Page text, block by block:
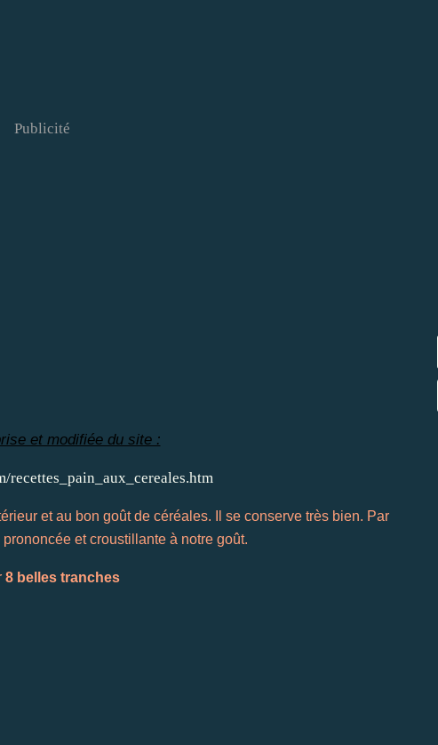
Publicité
et modifiée du site :
recettes_pain_aux_cereales.htm
et au bon goût de céréales. Il se conserve très bien. Par
et croustillante à notre goût.
8 belles tranches